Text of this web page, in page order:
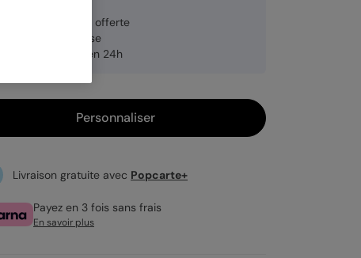
Enveloppe blanche offerte
Fabrication française
Expédition rapide en 24h
Personnaliser
Livraison gratuite avec Popcarte+
Payez en 3 fois sans frais
En savoir plus